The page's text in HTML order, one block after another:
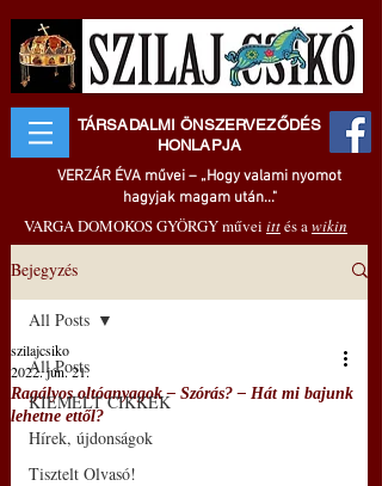
TÁRSADALMI ÖNSZERVEZŐDÉS
HONLAPJA
VERZÁR ÉVA művei – „Hogy valami nyomot
hagyjak magam után..."
VARGA DOMOKOS GYÖRGY művei ittés awikin
Bejegyzés
All Posts
KIEMELT CIKKEK
Hírek, újdonságok
Tisztelt Olvasó!
All Posts
Ragályos oltóanyagok – Szórás? – Hát mi bajunk
lehetne ettől?
szilajcsiko
2022. jún. 21.